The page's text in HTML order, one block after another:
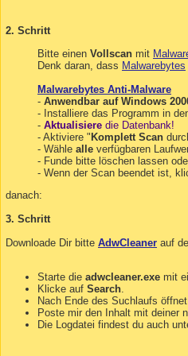
O33 -
O33 -
O33 -
O33 -
O33 -
O33 -
O33 -
O33 -
O33 -
[2012.08.31 12:34:15 |
C:\ProgramData\*.exe
ipconfig /flushdns /c
2. Schritt
Bitte einen Vollscan mit
Denk daran, dass Malwarebytes
Malwarebytes Anti-Malware
- Anwendbar auf Windows
- Installiere das Programm in
- Aktualisiere die Datenbank!
- Aktiviere "Komplett Scan
- Wähle alle verfügbaren
- Funde bitte löschen lassen
- Wenn der Scan beendet ist,
danach:
3. Schritt
Downloade Dir bitte AdwCleaner auf
Starte die adwcleaner.exe mit
Klicke auf Search.
Nach Ende des Suchlaufs
Poste mir den Inhalt mit deiner
Die Logdatei findest du auch